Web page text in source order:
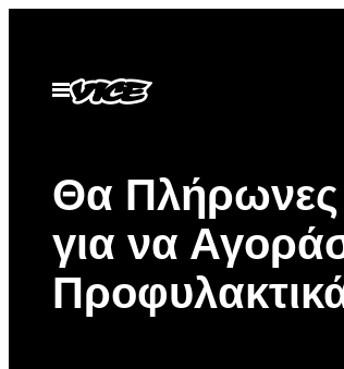
περιεχόμενο
Ανοίξτε
το
Θα Πλήρωνες
για να